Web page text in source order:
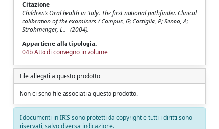
Citazione
Children’s Oral health in Italy. The first national pathfinder. Clinical
calibration of the examiners / Campus, G; Castiglia, P; Senna, A;
Strohmenger, L.. - (2004).
Appartiene alla tipologia:
04b Atto di convegno in volume
File allegati a questo prodotto
Non ci sono file associati a questo prodotto.
I documenti in IRIS sono protetti da copyright e tutti i diritti sono
riservati, salvo diversa indicazione.